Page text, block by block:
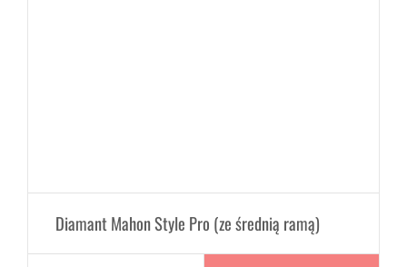
Diamant Mahon Style Pro (ze średnią ramą)